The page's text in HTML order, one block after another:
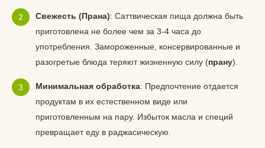
Свежесть (Прана): Саттвическая пища должна быть
приготовлена не более чем за 3-4 часа до
употребления. Замороженные, консервированные и
разогретые блюда теряют жизненную силу (прану).
Минимальная обработка: Предпочтение отдается
продуктам в их естественном виде или
приготовленным на пару. Избыток масла и специй
превращает еду в раджасическую.